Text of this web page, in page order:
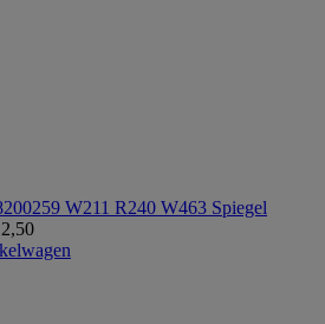
W211 R240 W463 Spiegel